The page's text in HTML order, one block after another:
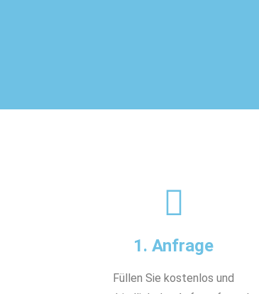
1. Anfrage
Füllen Sie kostenlos und